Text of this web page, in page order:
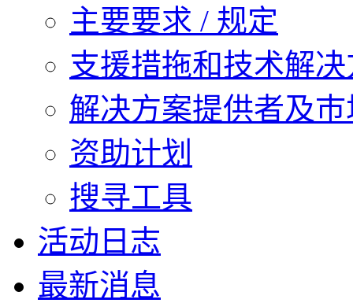
主要要求 / 规定
支援措拖和技术解
解决方案提供者及
资助计划
搜寻工具
活动日志
最新消息